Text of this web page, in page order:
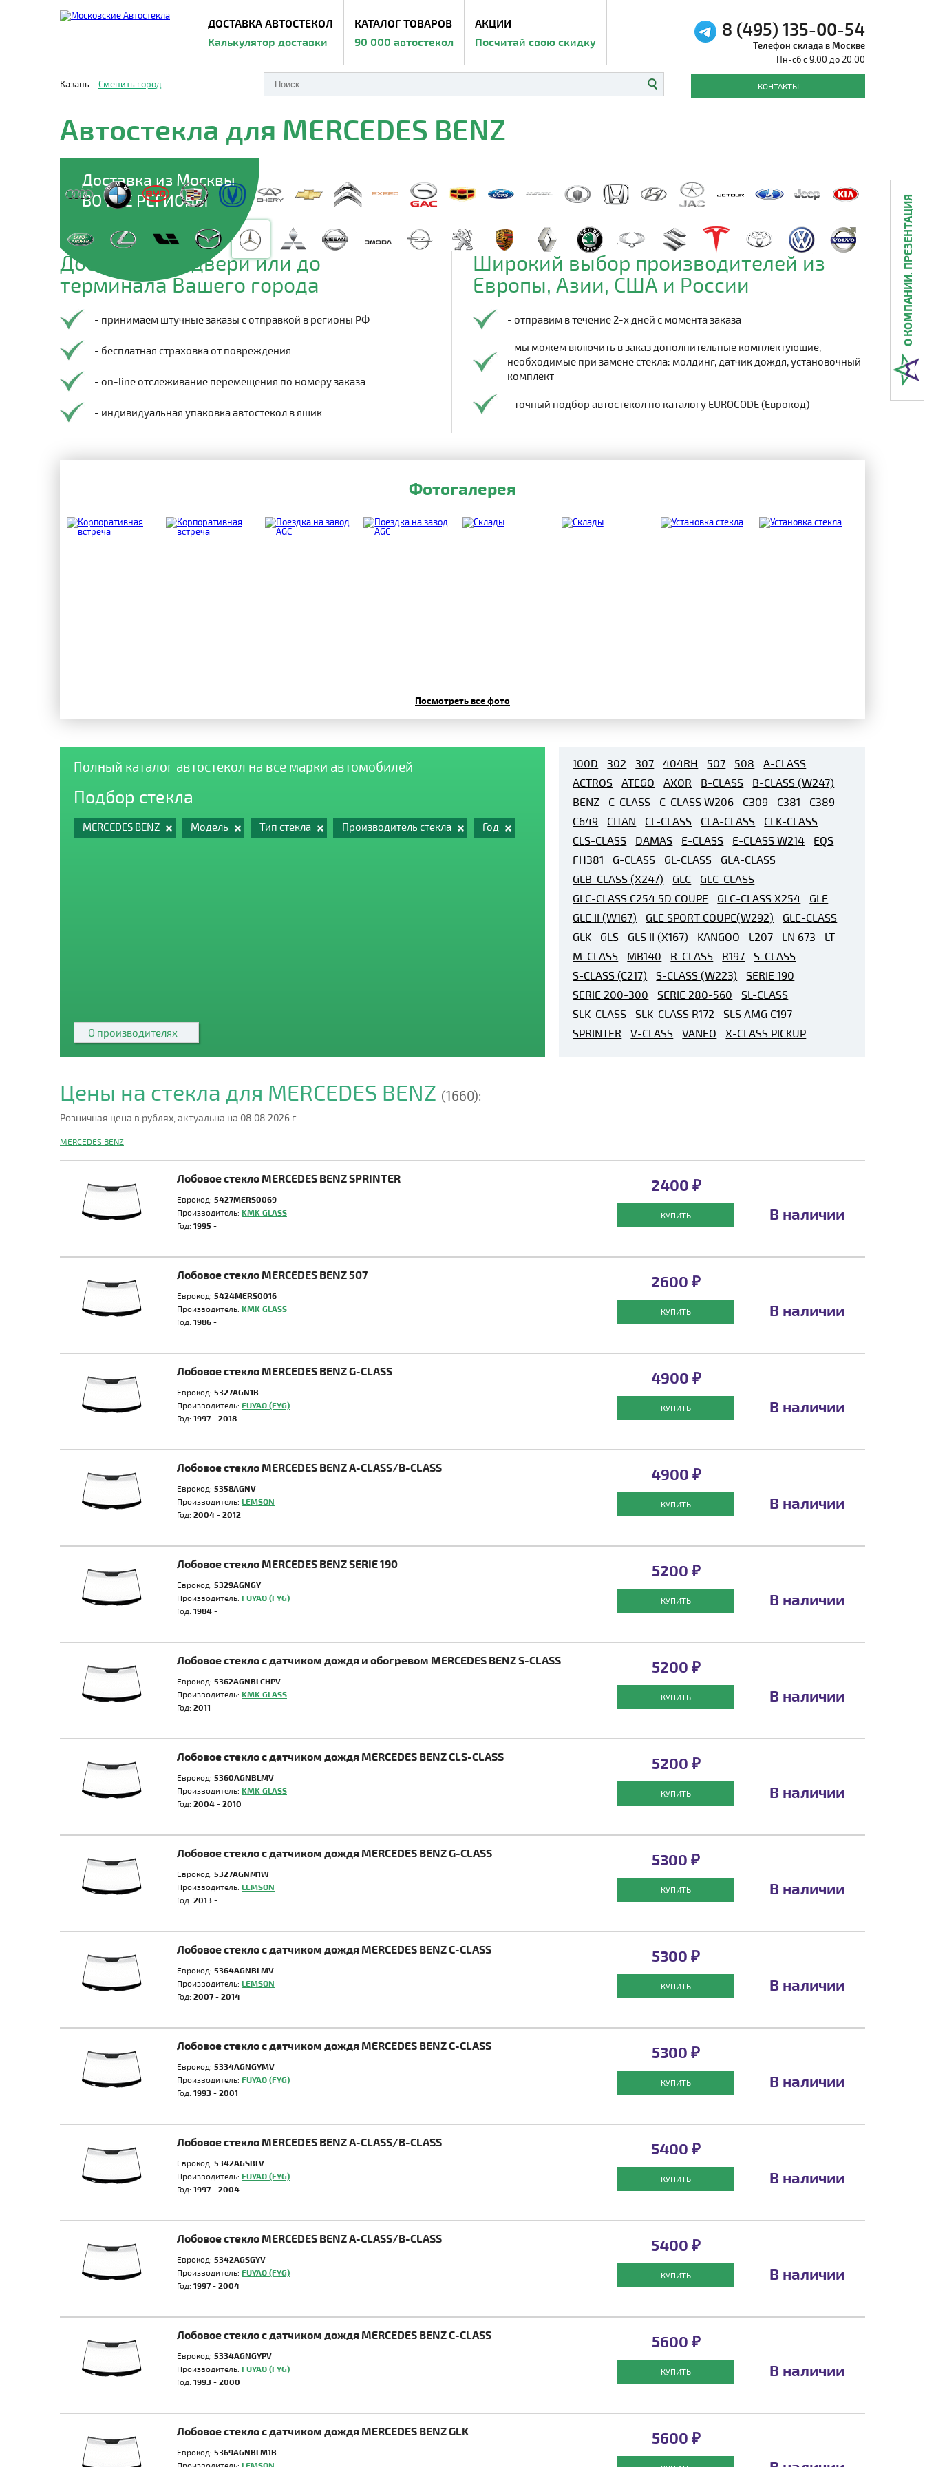
ДОСТАВКА АВТОСТЕКОЛ
Калькулятор доставки
КАТАЛОГ ТОВАРОВ
90 000 автостекол
АКЦИИ
Посчитай свою скидку
Казань Сменить город
8 (495) 135-00-54
Телефон склада в Москве
Пн-сб с 9:00 до 20:00
КОНТАКТЫ
Автостекла для MERCEDES BENZ
Доставка из Москвы
ВО ВСЕ РЕГИОНЫ
Доставим до двери или до
терминала Вашего города
- принимаем штучные заказы с отправкой в регионы РФ
- бесплатная страховка от повреждения
- on-line отслеживание перемещения по номеру заказа
- индивидуальная упаковка автостекол в ящик
Широкий выбор производителей из
Европы, Азии, США и России
- отправим в течение 2-х дней с момента заказа
- мы можем включить в заказ дополнительные комплектующие,
необходимые при замене стекла: молдинг, датчик дождя, установочный
комплект
- точный подбор автостекол по каталогу EUROCODE (Еврокод)
Фотогалерея
Посмотреть все фото
Полный каталог автостекол на все марки автомобилей
Подбор стекла
MERCEDES BENZ Модель Тип стекла Производитель стекла Год
О производителях
100D 302 307 404RH 507 508
A-CLASS
ACTROS
ATEGO AXOR B-CLASS
B-CLASS (W247)
BENZ
C-CLASS C-CLASS W206 C309 C381
C389
C649
CITAN CL-CLASS CLA-CLASS
CLK-CLASS
CLS-CLASS
DAMAS E-CLASS E-CLASS W214
EQS
FH381
G-CLASS GL-CLASS
GLA-CLASS
GLB-CLASS (X247)
GLC
GLC-CLASS
GLC-CLASS C254 5D COUPE
GLC-CLASS X254
GLE
GLE II (W167)
GLE SPORT COUPE(W292)
GLE-CLASS
GLK
GLS GLS II (X167) KANGOO L207 LN 673
LT
M-CLASS
MB140 R-CLASS R197
S-CLASS
S-CLASS (C217)
S-CLASS (W223)
SERIE 190
SERIE 200-300
SERIE 280-560
SL-CLASS
SLK-CLASS
SLK-CLASS R172
SLS AMG C197
SPRINTER
V-CLASS VANEO X-CLASS PICKUP
Цены на стекла для MERCEDES BENZ (1660):
Розничная цена в рублях, актуальна на 08.08.2026 г.
MERCEDES BENZ
Лобовое стекло MERCEDES BENZ SPRINTER
Еврокод: 5427MERS0069
Производитель: KMK GLASS
Год: 1995 -
2400 ₽
КУПИТЬ В наличии
Лобовое стекло MERCEDES BENZ 507
Еврокод: 5424MERS0016
Производитель: KMK GLASS
Год: 1986 -
2600 ₽
КУПИТЬ В наличии
Лобовое стекло MERCEDES BENZ G-CLASS
Еврокод: 5327AGN1B
Производитель: FUYAO (FYG)
Год: 1997 - 2018
4900 ₽
КУПИТЬ В наличии
Лобовое стекло MERCEDES BENZ A-CLASS/B-CLASS
Еврокод: 5358AGNV
Производитель: LEMSON
Год: 2004 - 2012
4900 ₽
КУПИТЬ В наличии
Лобовое стекло MERCEDES BENZ SERIE 190
Еврокод: 5329AGNGY
Производитель: FUYAO (FYG)
Год: 1984 -
5200 ₽
КУПИТЬ В наличии
Лобовое стекло с датчиком дождя и обогревом MERCEDES BENZ S-CLASS
Еврокод: 5362AGNBLCHPV
Производитель: KMK GLASS
Год: 2011 -
5200 ₽
КУПИТЬ В наличии
Лобовое стекло с датчиком дождя MERCEDES BENZ CLS-CLASS
Еврокод: 5360AGNBLMV
Производитель: KMK GLASS
Год: 2004 - 2010
5200 ₽
КУПИТЬ В наличии
Лобовое стекло с датчиком дождя MERCEDES BENZ G-CLASS
Еврокод: 5327AGNM1W
Производитель: LEMSON
Год: 2013 -
5300 ₽
КУПИТЬ В наличии
Лобовое стекло с датчиком дождя MERCEDES BENZ C-CLASS
Еврокод: 5364AGNBLMV
Производитель: LEMSON
Год: 2007 - 2014
5300 ₽
КУПИТЬ В наличии
Лобовое стекло с датчиком дождя MERCEDES BENZ C-CLASS
Еврокод: 5334AGNGYMV
Производитель: FUYAO (FYG)
Год: 1993 - 2001
5300 ₽
КУПИТЬ В наличии
Лобовое стекло MERCEDES BENZ A-CLASS/B-CLASS
Еврокод: 5342AGSBLV
Производитель: FUYAO (FYG)
Год: 1997 - 2004
5400 ₽
КУПИТЬ В наличии
Лобовое стекло MERCEDES BENZ A-CLASS/B-CLASS
Еврокод: 5342AGSGYV
Производитель: FUYAO (FYG)
Год: 1997 - 2004
5400 ₽
КУПИТЬ В наличии
Лобовое стекло с датчиком дождя MERCEDES BENZ C-CLASS
Еврокод: 5334AGNGYPV
Производитель: FUYAO (FYG)
Год: 1993 - 2000
5600 ₽
КУПИТЬ В наличии
Лобовое стекло с датчиком дождя MERCEDES BENZ GLK
Еврокод: 5369AGNBLM1B
Производитель: LEMSON
5600 ₽
О КОМПАНИИ. ПРЕЗЕНТАЦИЯ